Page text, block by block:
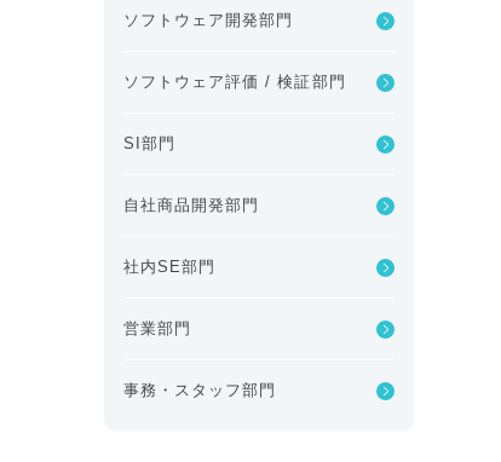
ソフトウェア開発部門
ソフトウェア評価 / 検証部門
SI部門
自社商品開発部門
社内SE部門
営業部門
事務・スタッフ部門